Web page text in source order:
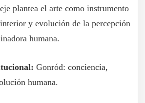
plantea el arte como instrumento
y evolución de la percepción
humana.
Gonród: conciencia,
humana.